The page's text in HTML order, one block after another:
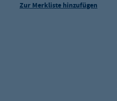
Zur Merkliste hinzufügen